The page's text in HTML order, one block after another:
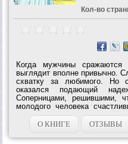
Кол-во
Когда мужчины
выглядит вполне привычно.
схватку за любимого. Но
оказался подающий
Соперницами, решившими,
молодого человека
девушка… и его
предполагал, на каком
О КНИГЕ ОТЗЫВЫ